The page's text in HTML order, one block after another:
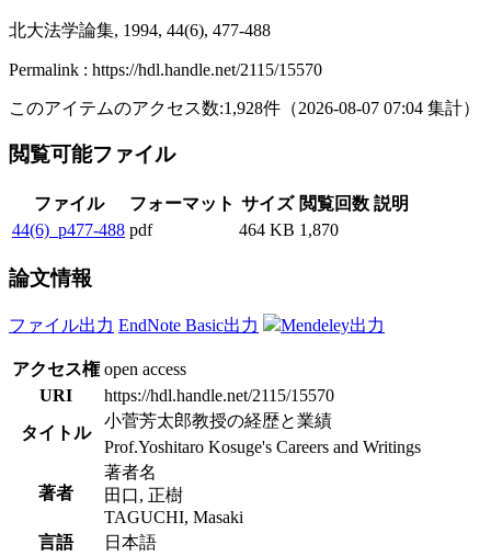
北大法学論集, 1994, 44(6), 477-488
Permalink : https://hdl.handle.net/2115/15570
このアイテムのアクセス数:1,928件 （2026-08-07 07:04 集計）
閲覧可能ファイル
ファイル フォーマット サイズ 閲覧回数 説明
44(6)_p477-488 pdf 464 KB 1,870
論文情報
ファイル出力 EndNote Basic出力 Mendeley出力
アクセス権 open access
URI
https://hdl.handle.net/2115/15570
タイトル
小菅芳太郎教授の経歴と業績
Prof.Yoshitaro Kosuge's Careers and Writings
著者
著者名
田口, 正樹
TAGUCHI, Masaki
言語
日本語